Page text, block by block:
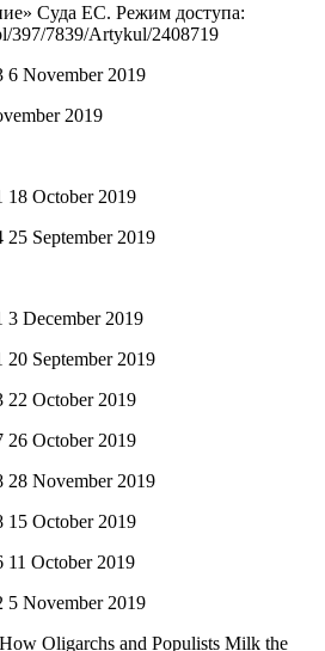
Суда ЕС. Режим доступа:
397/7839/Artykul/2408719
6 November 2019
2019
October 2019
September 2019
December 2019
September 2019
October 2019
October 2019
November 2019
October 2019
October 2019
5 November 2019
Oligarchs and Populists Milk the